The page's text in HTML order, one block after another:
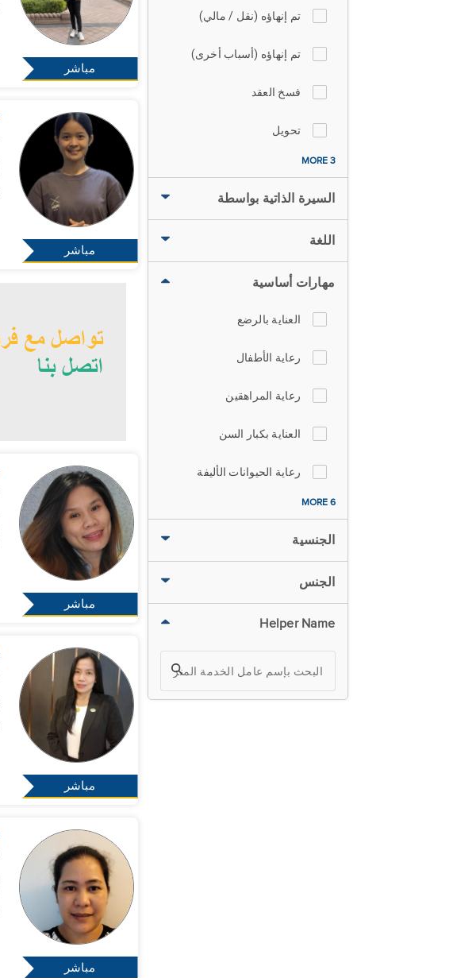
تم إنهاؤه (نقل / مالي)
تم إنهاؤه (أسباب أخرى)
فسخ العقد
تحويل
3 MORE
السيرة الذاتية بواسطة
اللغة
مهارات أساسية
العناية بالرضع
رعاية الأطفال
رعاية المراهقين
العناية بكبار السن
رعاية الحيوانات الأليفة
6 MORE
الجنسية
الجنس
Helper Name
مباشر
مباشر
مباشر
مباشر
مباشر